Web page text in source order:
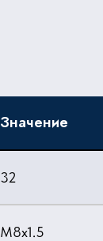
Значение
32
M8х1.5